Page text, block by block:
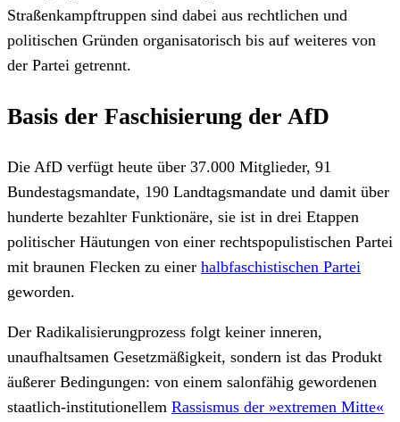
Straßenkampftruppen sind dabei aus rechtlichen und
politischen Gründen organisatorisch bis auf weiteres von
der Partei getrennt.
Basis der Faschisierung der AfD
Die AfD verfügt heute über 37.000 Mitglieder, 91
Bundestagsmandate, 190 Landtagsmandate und damit über
hunderte bezahlter Funktionäre, sie ist in drei Etappen
politischer Häutungen von einer rechtspopulistischen Partei
mit braunen Flecken zu einer halbfaschistischen Partei
geworden.
Der Radikalisierungprozess folgt keiner inneren,
unaufhaltsamen Gesetzmäßigkeit, sondern ist das Produkt
äußerer Bedingungen: von einem salonfähig gewordenen
staatlich-institutionellem Rassismus der »extremen Mitte«